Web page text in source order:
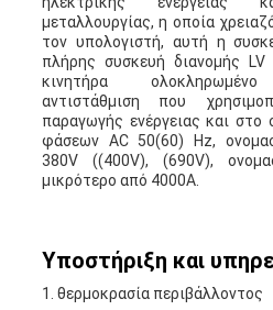
μεταλλουργίας, η οποία
τον υπολογιστή, αυτή η
πλήρης συσκευή διανομής LV
κινητήρα ολοκληρωμένο
αντιστάθμιση που
παραγωγής ενέργειας και στο
φάσεων AC 50(60) Hz,
380V ((400V), (690V),
μικρότερο από 4000A.
Υποστήριξη και
1. θερμοκρασία περιβάλλοντος